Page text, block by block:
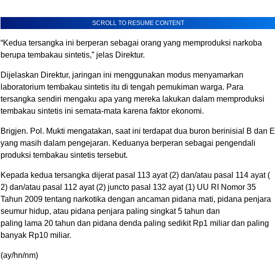
SCROLL TO RESUME CONTENT
“Kedua tersangka ini berperan sebagai orang yang memproduksi narkoba
berupa tembakau sintetis,” jelas Direktur.
Dijelaskan Direktur, jaringan ini menggunakan modus menyamarkan
laboratorium tembakau sintetis itu di tengah pemukiman warga. Para
tersangka sendiri mengaku apa yang mereka lakukan dalam memproduksi
tembakau sintetis ini semata-mata karena faktor ekonomi.
Brigjen. Pol. Mukti mengatakan, saat ini terdapat dua buron berinisial B dan E
yang masih dalam pengejaran. Keduanya berperan sebagai pengendali
produksi tembakau sintetis tersebut.
Kepada kedua tersangka dijerat pasal 113 ayat (2) dan/atau pasal 114 ayat (
2) dan/atau pasal 112 ayat (2) juncto pasal 132 ayat (1) UU RI Nomor 35
Tahun 2009 tentang narkotika dengan ancaman pidana mati, pidana penjara
seumur hidup, atau pidana penjara paling singkat 5 tahun dan
paling lama 20 tahun dan pidana denda paling sedikit Rp1 miliar dan paling
banyak Rp10 miliar.
(ay/hn/nm)